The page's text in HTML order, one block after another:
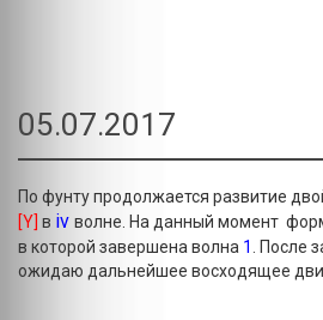
05.07.2017
По фунту продолжается развитие
[Y] в iv волне. На данный момент
в которой завершена волна 1 . После
ожидаю дальнейшее восходящее